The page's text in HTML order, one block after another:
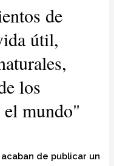
de
útil,
los
mundo"
de publicar un